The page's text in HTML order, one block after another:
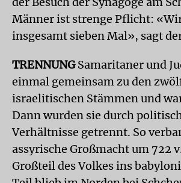
Männer ist strenge Pflicht:
insgesamt sieben Mal», sagt
TRENNUNGSamaritaner und
einmal gemeinsam zu den
israelitischen Stämmen und
Dann wurden sie durch
Verhältnisse getrennt. So
assyrische Großmacht um 722
Großteil des Volkes ins